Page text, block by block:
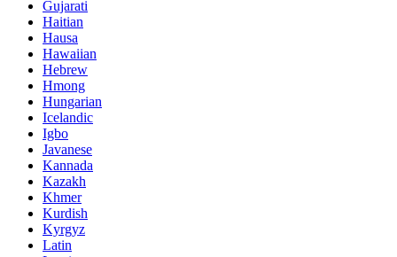
Gujarati
Haitian
Hausa
Hawaiian
Hebrew
Hmong
Hungarian
Icelandic
Igbo
Javanese
Kannada
Kazakh
Khmer
Kurdish
Kyrgyz
Latin